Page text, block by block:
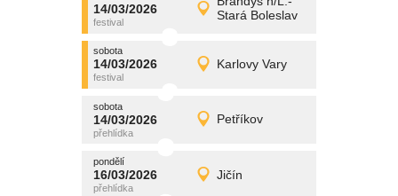
14/03/2026
Stará Boleslav
sobota
14/03/2026 Detail
sobota
14/03/2026 Karlovy Vary
sobota
14/03/2026 Detail
promítání
sobota
14/03/2026 Petříkov
sobota
14/03/2026 Detail
promítání
pondělí
16/03/2026 Jičín
pondělí
16/03/2026 Detail
promítání